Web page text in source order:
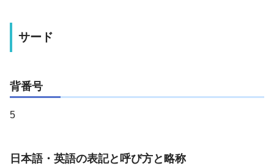
サード
背番号
5
日本語・英語の表記と呼び方と略称